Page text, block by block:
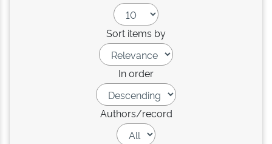
Sort items by
In order
Authors/record